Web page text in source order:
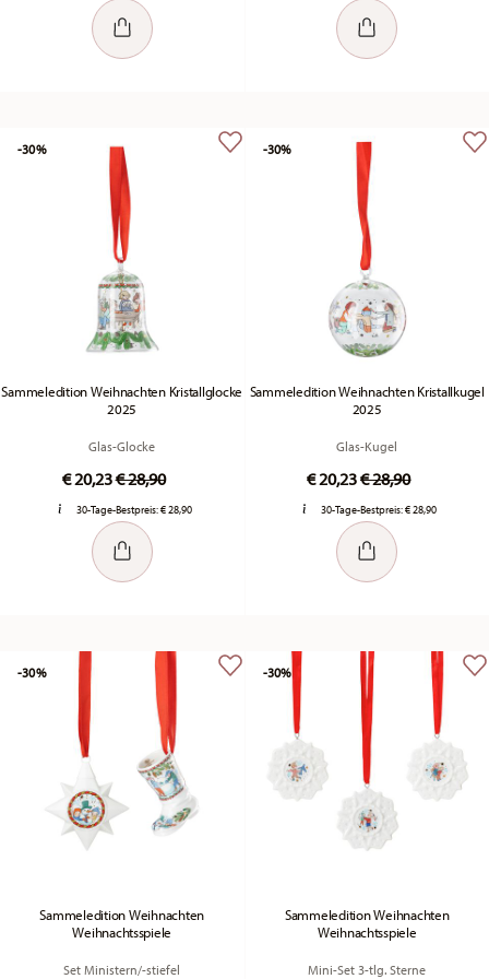
Sammeledition Weihnachten Kristallglocke
2025
Glas-Glocke
€ 20,23Price reduced from
€ 28,90to
30-Tage-Bestpreis:€ 28,90
-30%
Sammeledition Weihnachten Kristallkugel
2025
Glas-Kugel
€ 20,23Price reduced
€ 28,90to
30-Tage-Bestpreis:€ 28,90
-30%
Sammeledition Weihnachten
Weihnachtsspiele
Set Ministern/-stiefel
-30%
Sammeledition Weihnachten
Weihnachtsspiele
Mini-Set 3-tlg. Sterne
-30%